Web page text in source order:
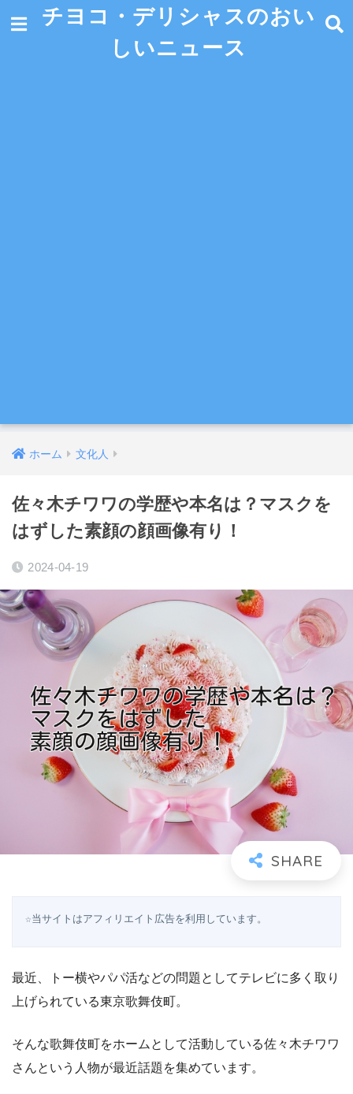
チヨコ・デリシャスのおい
しいニュース
ホーム 文化人
佐々木チワワの学歴や本名は？マスクを
はずした素顔の顔画像有り！
2024-04-19
☆当サイトはアフィリエイト広告を利用しています。
最近、トー横やパパ活などの問題としてテレビに多く取り
上げられている東京歌舞伎町。
そんな歌舞伎町をホームとして活動している佐々木チワワ
さんという人物が最近話題を集めています。